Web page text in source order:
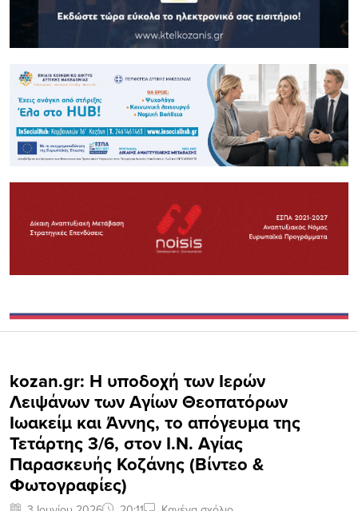
kozan.gr: Η υποδοχή των Ιερών
Λειψάνων των Αγίων Θεοπατόρων
Ιωακείμ και Άννης, το απόγευμα της
Τετάρτης 3/6, στον Ι.Ν. Αγίας
Παρασκευής Κοζάνης (Βίντεο &
Φωτογραφίες)